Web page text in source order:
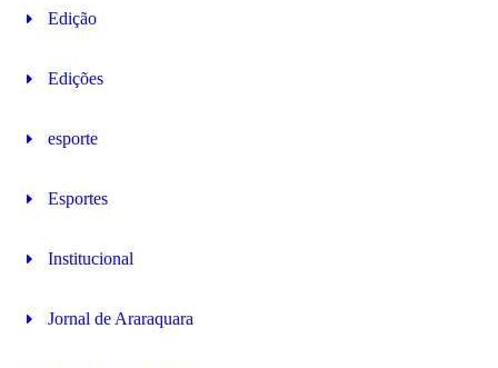
Edição
Edições
esporte
Esportes
Institucional
Jornal de Araraquara